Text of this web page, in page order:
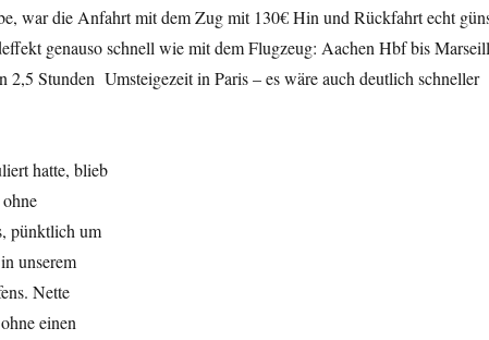
war die Anfahrt mit dem Zug mit 130€ Hin und Rückfahrt echt
genauso schnell wie mit dem Flugzeug: Aachen Hbf bis
2,5 Stunden Umsteigezeit in Paris – es wäre auch deutlich schneller
hatte, blieb
pünktlich um
unserem
Nette
einen